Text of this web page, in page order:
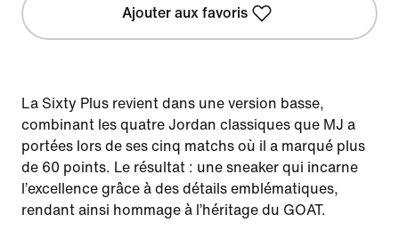
Ajouter aux favoris
La Sixty Plus revient dans une version basse,
combinant les quatre Jordan classiques que MJ a
portées lors de ses cinq matchs où il a marqué plus
de 60 points. Le résultat : une sneaker qui incarne
l’excellence grâce à des détails emblématiques,
rendant ainsi hommage à l’héritage du GOAT.